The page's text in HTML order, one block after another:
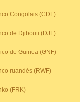
Congolais (CDF)
de Djibouti (DJF)
de Guinea (GNF)
ruandès (RWF)
(FRK)